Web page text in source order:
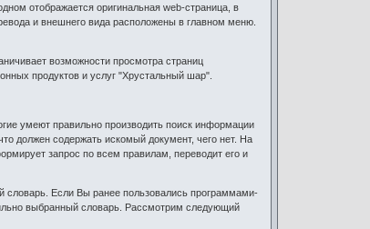
отображается оригинальная web-страница, в
и внешнего вида расположены в главном меню.
возможности просмотра страниц
продуктов и услуг "Хрустальный шар".
умеют правильно производить поиск информации
должен содержать искомый документ, чего нет. На
запрос по всем правилам, переводит его и
словарь. Если Вы ранее пользовались программами-
выбранный словарь. Рассмотрим следующий